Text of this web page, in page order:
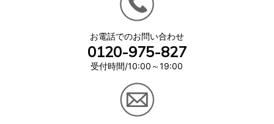
お電話でのお問い合わせ
0120-975-827
受付時間/10:00～19:00